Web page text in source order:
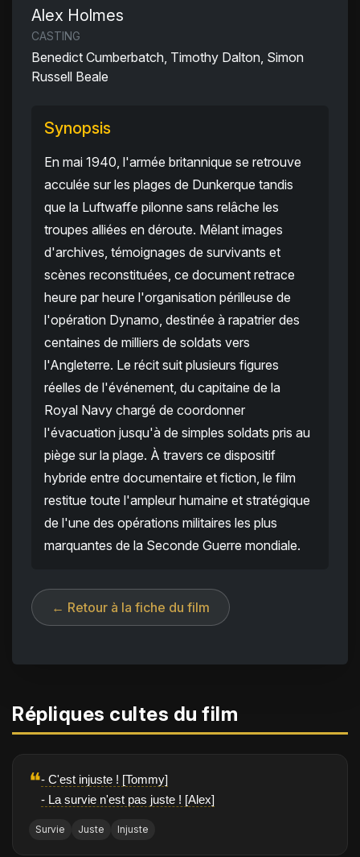
Alex Holmes
CASTING
Benedict Cumberbatch, Timothy Dalton, Simon
Russell Beale
Synopsis
En mai 1940, l'armée britannique se retrouve
acculée sur les plages de Dunkerque tandis
que la Luftwaffe pilonne sans relâche les
troupes alliées en déroute. Mêlant images
d'archives, témoignages de survivants et
scènes reconstituées, ce document retrace
heure par heure l'organisation périlleuse de
l'opération Dynamo, destinée à rapatrier des
centaines de milliers de soldats vers
l'Angleterre. Le récit suit plusieurs figures
réelles de l'événement, du capitaine de la
Royal Navy chargé de coordonner
l'évacuation jusqu'à de simples soldats pris au
piège sur la plage. À travers ce dispositif
hybride entre documentaire et fiction, le film
restitue toute l'ampleur humaine et stratégique
de l'une des opérations militaires les plus
marquantes de la Seconde Guerre mondiale.
← Retour à la fiche du film
Répliques cultes du film
❝- C'est injuste ! [Tommy]
- La survie n'est pas juste ! [Alex]
Survie Juste Injuste